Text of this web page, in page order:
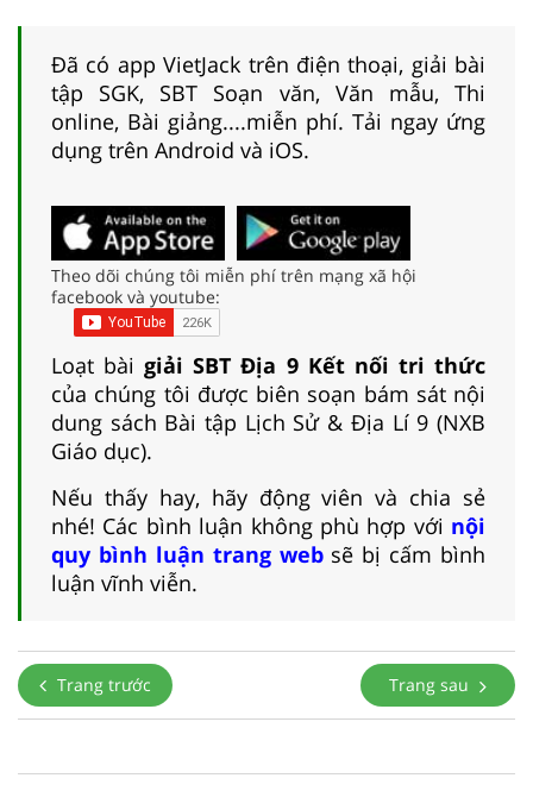
Đã có app VietJack trên điện thoại, giải bài
tập SGK, SBT Soạn văn, Văn mẫu, Thi
online, Bài giảng....miễn phí. Tải ngay ứng
dụng trên Android và iOS.
Theo dõi chúng tôi miễn phí trên mạng xã hội
facebook và youtube:
Loạt bàigiải SBT Địa 9 Kết nối tri thức
của chúng tôi được biên soạn bám sát nội
dung sách Bài tập Lịch Sử & Địa Lí 9 (NXB
Giáo dục).
Nếu thấy hay, hãy động viên và chia sẻ
nhé! Các bình luận không phù hợp với nội
quy bình luận trang websẽ bị cấm bình
luận vĩnh viễn.
Trang trước Trang sau